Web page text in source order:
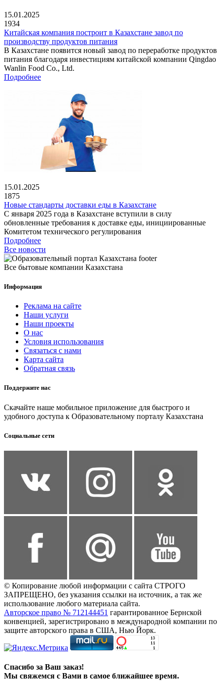
15.01.2025
1934
Китайская компания построит в Казахстане завод по
производству продуктов питания
В Казахстане появится новый завод по переработке продуктов
питания благодаря инвестициям китайской компании Qingdao
Wanlin Food Co., Ltd.
Подробнее
15.01.2025
1875
Новые стандарты доставки еды в Казахстане
С января 2025 года в Казахстане вступили в силу
обновленные требования к доставке еды, инициированные
Комитетом технического регулирования
Подробнее
Все новости
Все бытовые компании Казахстана
Информация
Реклама на сайте
Наши услуги
Наши проекты
О нас
Условия использования
Связаться с нами
Карта сайта
Обратная связь
Поддержите нас
Скачайте наше мобильное приложение для быстрого и
удобного доступа к Образовательному порталу Казахстана
Социальные сети
© Копирование любой информации с сайта СТРОГО
ЗАПРЕЩЕНО, без указания ссылки на источник, а так же
использование любого материала сайта.
Авторское право № 712144451 гарантированное Бернской
конвенцией, зарегистрировано в международной компании по
защите авторского права в США, Нью Йорк.
Спасибо за Ваш заказ!
Мы свяжемся с Вами в самое ближайшее время.